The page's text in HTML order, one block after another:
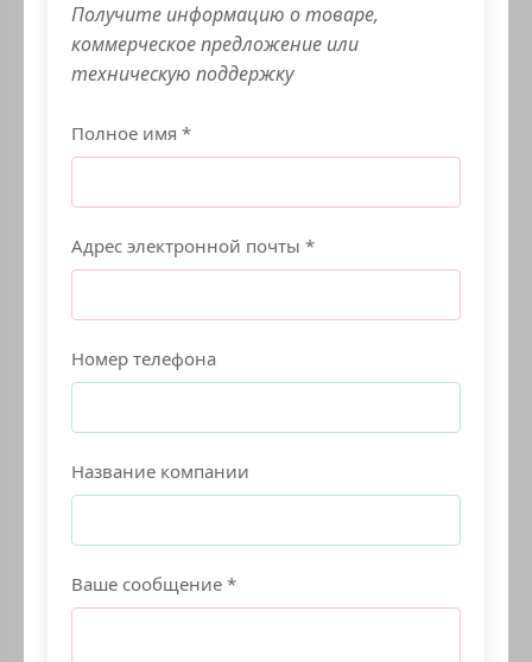
Получите информацию о товаре,
коммерческое предложение или
техническую поддержку
Полное имя *
Адрес электронной почты *
Номер телефона
Название компании
Ваше сообщение *